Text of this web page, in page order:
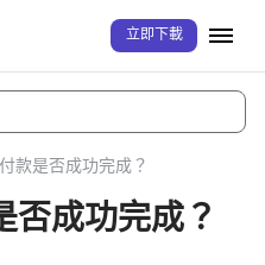
立即下載
款是否成功完成？
否成功完成？